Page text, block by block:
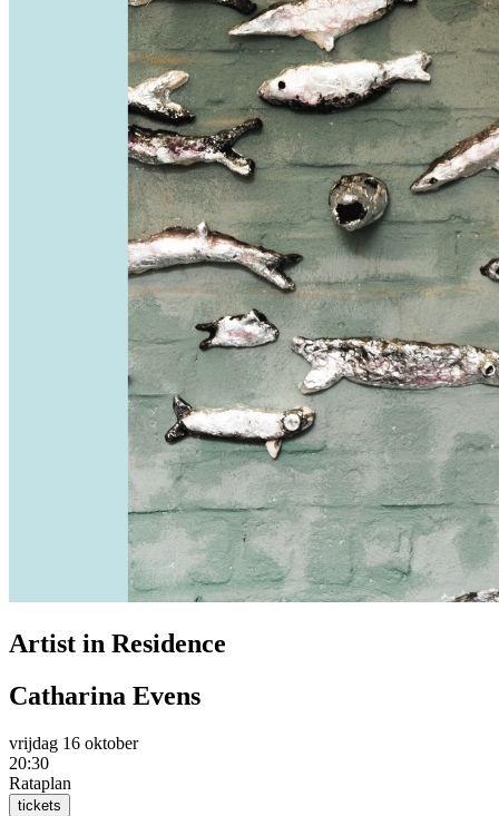
Artist in Residence
Catharina Evens
vrijdag 16 oktober
20:30
Rataplan
tickets